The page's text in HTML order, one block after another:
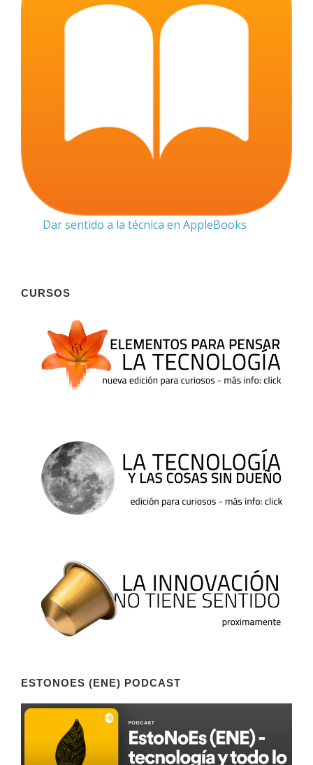
Dar sentido a la técnica en AppleBooks
CURSOS
ESTONOES (ENE) PODCAST